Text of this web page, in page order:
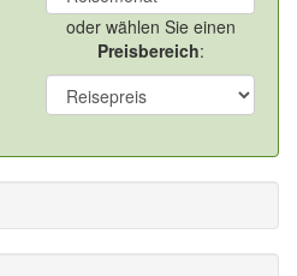
oder wählen Sie einen
Preisbereich: